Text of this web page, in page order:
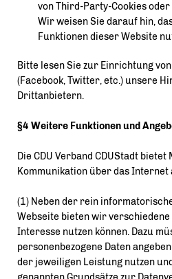
von Third-Party-Cookies
Wir weisen Sie darauf hin,
Funktionen dieser Website
Bitte lesen Sie zur Einrichtung
(Facebook, Twitter, etc.) unsere
Drittanbietern.
§4 Weitere Funktionen und
Die CDU Verband CDUStadt
Kommunikation über das Internet
(1) Neben der rein
Webseite bieten wir verschiedene
Interesse nutzen können. Dazu
personenbezogene Daten
der jeweiligen Leistung nutzen